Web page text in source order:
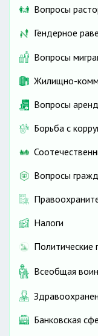
Вопросы
Гендерное
Вопросы
Жилищно-
Вопросы
Борьба с
Вопросы
Налоги
Политические
Всеобщая
Банковская